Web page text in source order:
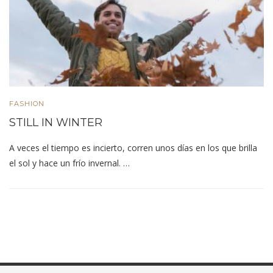
FASHION
STILL IN WINTER
A veces el tiempo es incierto, corren unos días en los que brilla
el sol y hace un frío invernal. …